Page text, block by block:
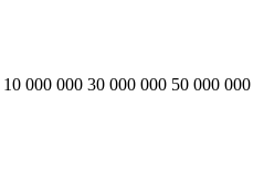
10 000 000 30 000 000 50 000 000